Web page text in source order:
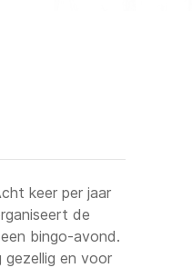
keer per jaar
de
bingo-avond.
gezellig en voor